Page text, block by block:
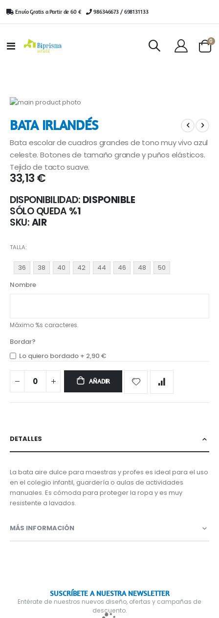
Envío Gratis a Partir de 60 € | 986346673 / 698131133
Toggle
Cart
0
Saltar
final
de
la
galería
de
imágenes
al
comienzo
de
la
galería
de
imágenes
BATA IRLANDÉS
Bata escolar de cuadros grandes de tono muy vivo azul
celeste. Botones de tamaño grande y puños elásticos.
Tejido de tacto suave.
33,13 €
DISPONIBILIDAD: DISPONIBLE
SÓLO QUEDA %1
SKU AIR
TALLA
36 38 40 42 44 46 48
50
Nombre
Máximo %s caracteres.
Bordar?
Lo quiero bordado + 2,90 €
AÑADIR
DETALLES
La bata aire dulce para maestras y profes es ideal para el uso
en el colegio infantil, guardería o aulas de actividades
manuales. Es cómoda para proteger la ropa y es muy
resistente a lavados.
MÁS INFORMACIÓN
SUSCRÍBETE A NUESTRA NEWSLETTER
Entérate de nuestros nuevos diseño, ofertas y campañas de
descuento.